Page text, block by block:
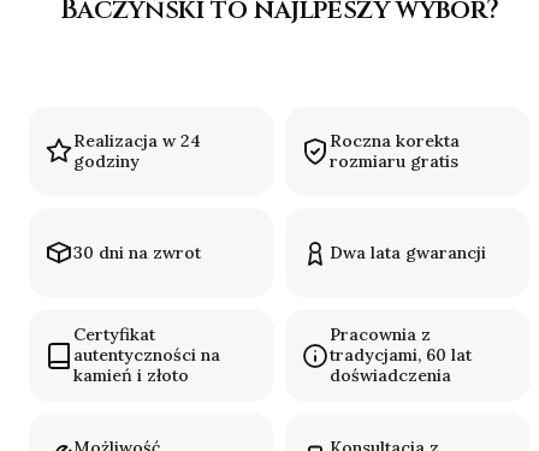
Baczyński to najlpeszy wybór?
Realizacja w 24
godziny
Roczna korekta
rozmiaru gratis
30 dni na zwrot Dwa lata gwarancji
Certyfikat
autentyczności na
kamień i złoto
Pracownia z
tradycjami, 60 lat
doświadczenia